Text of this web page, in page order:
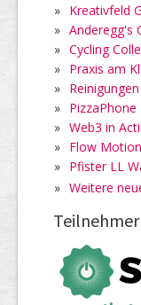
» Kreativfeld
» Anderegg's
» Cycling
» Praxis am
»
»
» Web3 in
» Flow
» Pfister LL
» Weitere